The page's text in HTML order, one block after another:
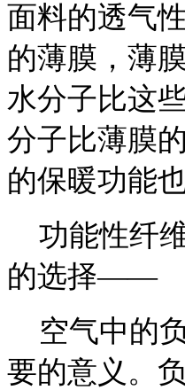
面料的透气
的薄膜，薄
水分子比这
分子比薄膜
的保暖功能
功能性纤
的选择——
空气中的负
要的意义。